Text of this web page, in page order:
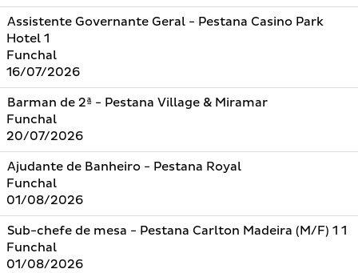
Assistente Governante Geral - Pestana Casino Park
Hotel 1
Funchal
16/07/2026
Barman de 2ª - Pestana Village & Miramar
Funchal
20/07/2026
Ajudante de Banheiro - Pestana Royal
Funchal
01/08/2026
Sub-chefe de mesa - Pestana Carlton Madeira (M/F) 1 1
Funchal
01/08/2026